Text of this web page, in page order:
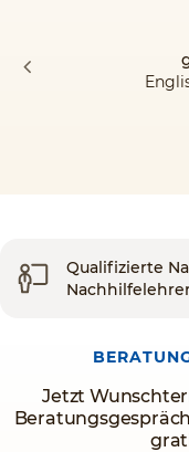
Qualifizierte
Jetzt